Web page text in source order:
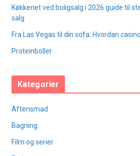
Køkkenet ved boligsalg i 2026 guide til
salg
Fra Las Vegas til din sofa: Hvordan
Proteinboller
Kategorier
Aftensmad
Bagning
Film og serier